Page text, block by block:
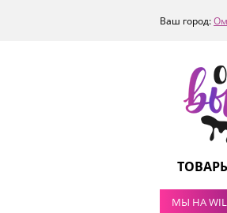
Ваш город:
МЫ НА